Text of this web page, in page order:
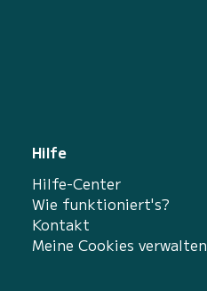
Hilfe
Hilfe-Center
Wie funktioniert's?
Kontakt
Meine Cookies verwalten